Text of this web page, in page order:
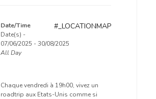
#_LOCATIONMAP
Date/Time
Date(s) -
07/06/2025 - 30/08/2025
All Day
Chaque vendredi à 19h00, vivez un
roadtrip aux Etats-Unis comme si